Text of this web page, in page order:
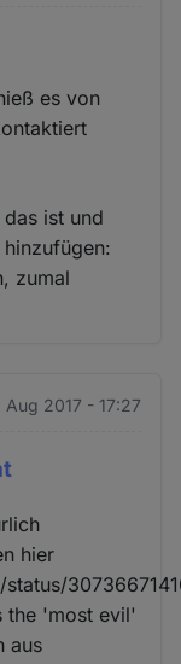
es von
ist und
zumal
Aug 2017 - 17:27
hier
the 'most evil'
aus